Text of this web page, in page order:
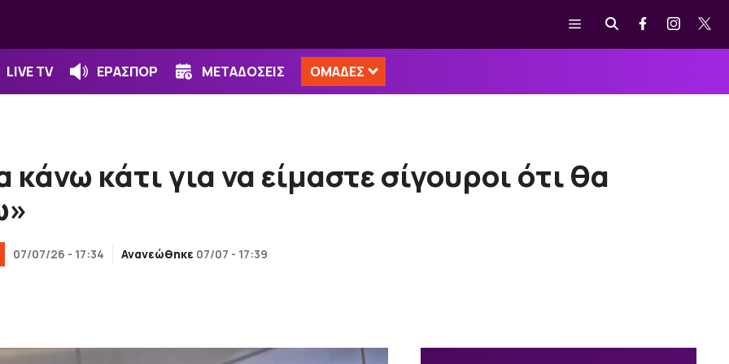
Μενού
LIVE TV ΕΡΑΣΠΟΡ ΜΕΤΑΔΟΣΕΙΣ ΟΜΑΔΕΣ
κάτι για να είμαστε σίγουροι ότι θα
07/07/26 - 17:34 Ανανεώθηκε 07/07 - 17:39